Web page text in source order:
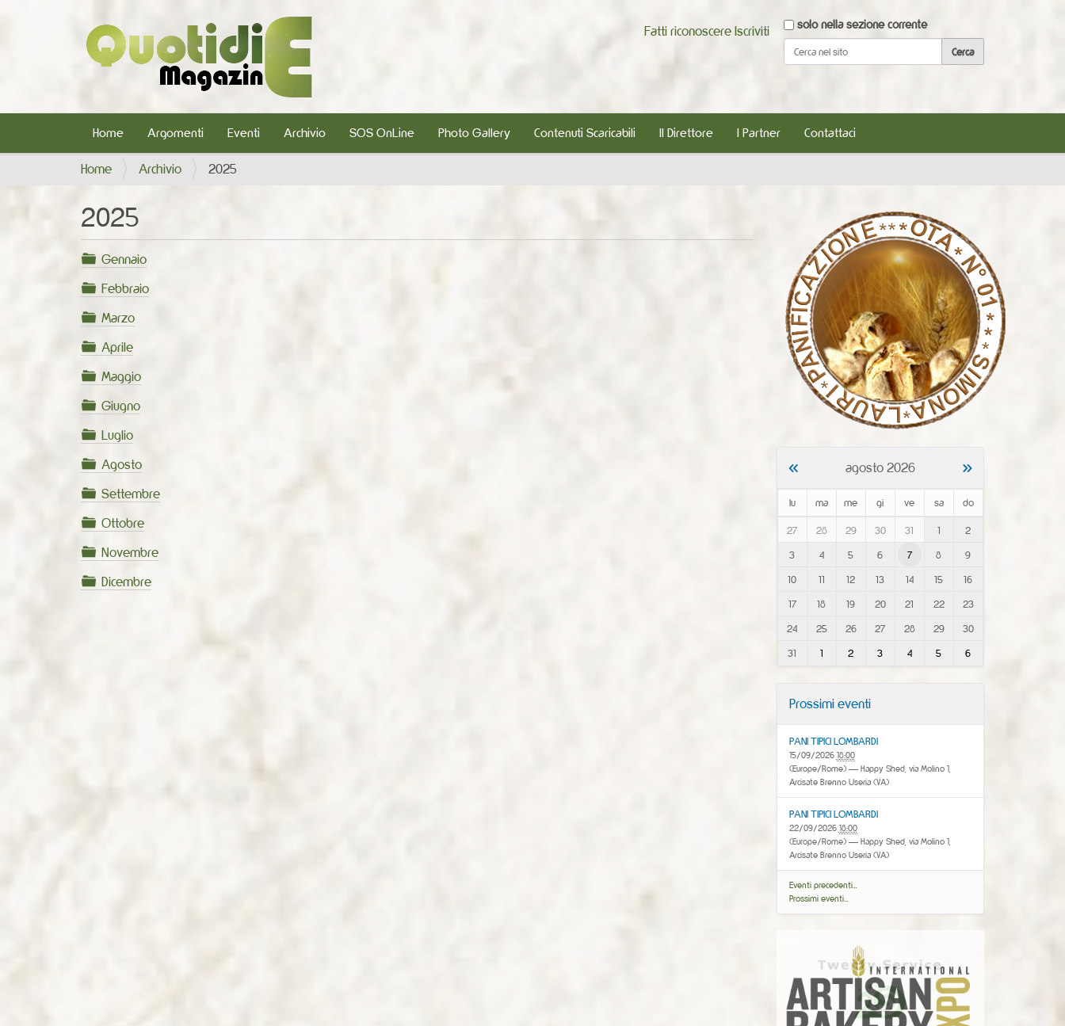
Cerca nel sito
solo nella sezione corrente
Fatti riconoscere Iscriviti
Home Argomenti Eventi Archivio SOS OnLine Photo Gallery Contenuti Scaricabili Il Direttore I Partner Contattaci
T
s
e
q
u
:
Home Archivio 2025
2025
Gennaio
Febbraio
Marzo
Aprile
Maggio
Giugno
Luglio
Agosto
Settembre
Ottobre
Novembre
Dicembre
« agosto 2026 »
lu ma me gi ve sa do
27 28 29 30 31 1
2
3
4 5 6 7 8
9
10
11 12 13 14 15
16
17
18 19 20 21 22
23
24
25 26 27 28 29
30
31
1 2 3 4 5 6
Prossimi eventi
PANI TIPICI LOMBARDI
15/09/2026 18:00
(Europe/Rome) — Happy Shed, via Molino 1,
Arcisate Brenno Useria (VA)
PANI TIPICI LOMBARDI
22/09/2026 18:00
(Europe/Rome) — Happy Shed, via Molino 1,
Arcisate Brenno Useria (VA)
Eventi precedenti…
Prossimi eventi…